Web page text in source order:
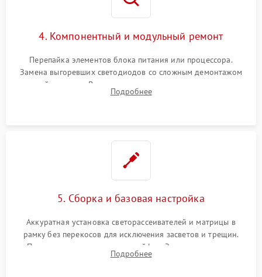
4. Компонентный и модульный ремонт
Перепайка элементов блока питания или процессора.
Замена выгоревших светодиодов со сложным демонтажом
хрупкой матрицы. Восстановление поврежденных дорожек,
прошивка микросхем памяти EEPROM
Подробнее
5. Сборка и базовая настройка
Аккуратная установка светорассеивателей и матрицы в
рамку без перекосов для исключения засветов и трещин.
Подключение внутренних шлейфов. Закрытие корпуса.
Сброс настроек и обновление программного обеспечения.
Подробнее